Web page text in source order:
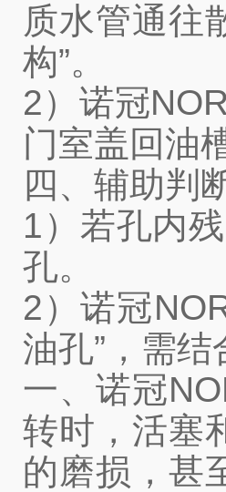
质水管通往
构”。
2）诺冠
门室盖回油
四、辅助判
1）若孔内
孔。
2）诺冠
油孔”，需
一、诺冠
转时，活塞
的磨损，甚